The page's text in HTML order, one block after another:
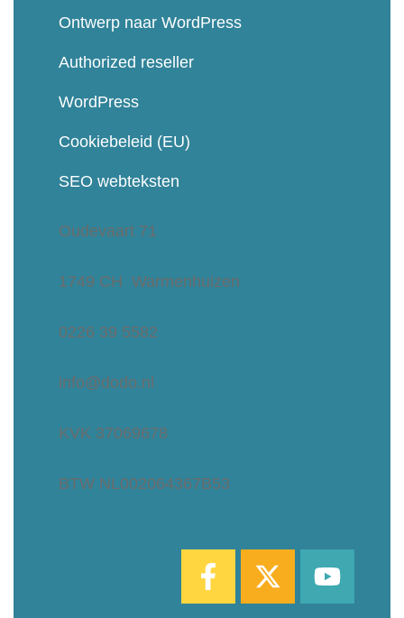
Ontwerp naar WordPress
Authorized reseller
WordPress
Cookiebeleid (EU)
SEO webteksten
Oudevaart 71
1749 CH Warmenhuizen
0226 39 5582
info@dodo.nl
KVK 37069678
BTW NL002064367B53